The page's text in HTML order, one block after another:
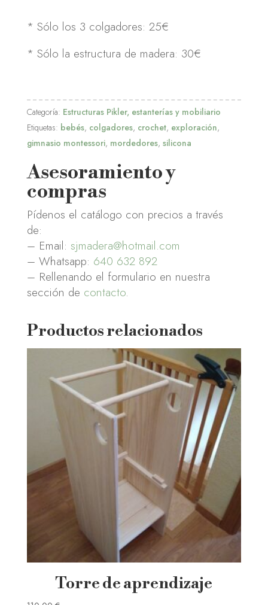
* Sólo los 3 colgadores: 25€
* Sólo la estructura de madera: 30€
Categoría: Estructuras Pikler, estanterías y mobiliario
Etiquetas: bebés, colgadores, crochet, exploración,
gimnasio montessori, mordedores, silicona
Asesoramiento y
compras
Pídenos el catálogo con precios a través
de:
– Email: sjmadera@hotmail.com
– Whatsapp: 640 632 892
– Rellenando el formulario en nuestra
sección de contacto.
Productos relacionados
Torre de aprendizaje